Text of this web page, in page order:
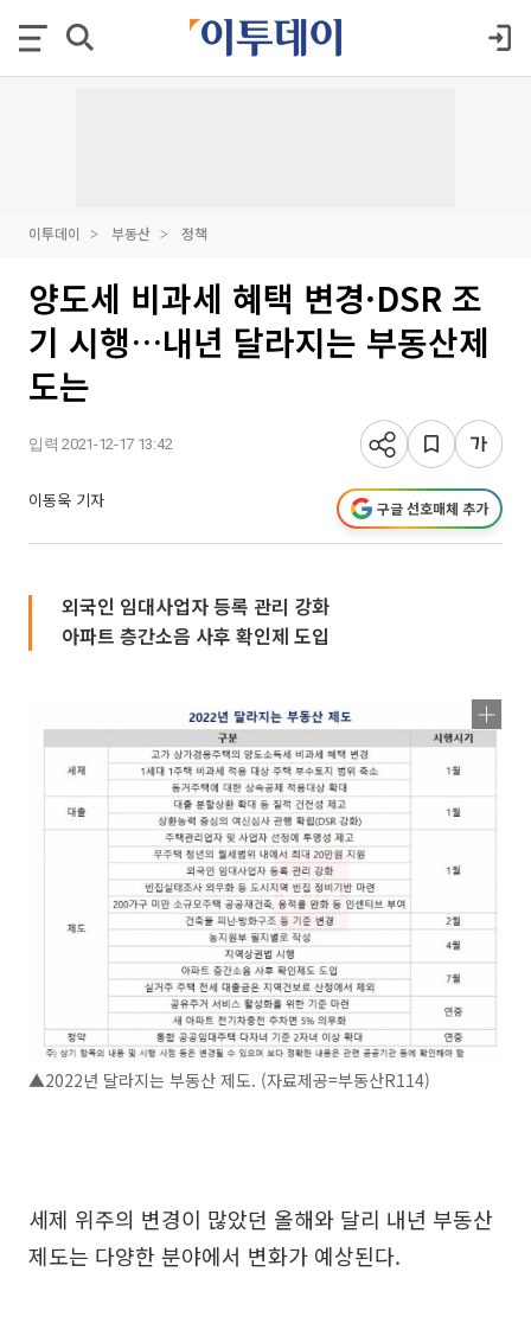
이투데이 부동산 정책
양도세 비과세 혜택 변경·DSR 조
기 시행…내년 달라지는 부동산제
도는
입력 2021-12-17 13:42
이동욱 기자 구글 선호매체 추가
외국인 임대사업자 등록 관리 강화
아파트 층간소음 사후 확인제 도입
▲2022년 달라지는 부동산 제도. (자료제공=부동산R114)
세제 위주의 변경이 많았던 올해와 달리 내년 부동산
제도는 다양한 분야에서 변화가 예상된다.